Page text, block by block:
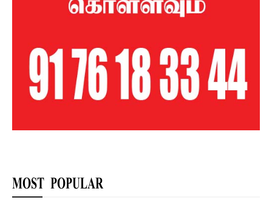
MOST POPULAR